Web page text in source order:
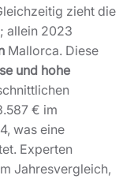
zieht die
allein 2023
Mallorca. Diese
und hohe
€ im
was eine
Experten
Jahresvergleich,